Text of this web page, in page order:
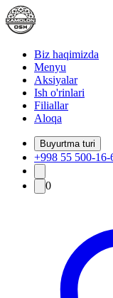
Biz haqimizda
Menyu
Aksiyalar
Ish o'rinlari
Filiallar
Aloqa
Buyurtma turi
+998 55 500-16-
0